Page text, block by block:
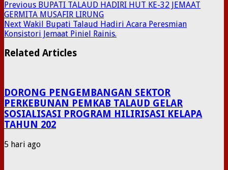
Previous BUPATI TALAUD HADIRI HUT KE-32 JEMAAT
GERMITA MUSAFIR LIRUNG
Next Wakil Bupati Talaud Hadiri Acara Peresmian
Konsistori Jemaat Piniel Rainis.
Related Articles
DORONG PENGEMBANGAN SEKTOR
PERKEBUNAN PEMKAB TALAUD GELAR
SOSIALISASI PROGRAM HILIRISASI KELAPA
TAHUN 202
5 hari ago